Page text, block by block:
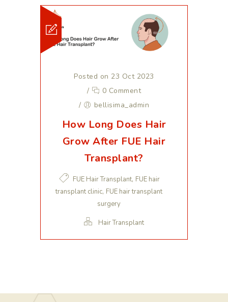
Posted on 23 Oct 2023
/
0 Comment
/
bellisima_admin
How Long Does Hair
Grow After FUE Hair
Transplant?
FUE Hair Transplant, FUE hair
transplant clinic, FUE hair transplant
surgery
Hair Transplant